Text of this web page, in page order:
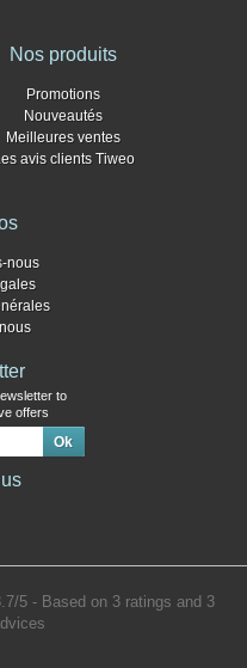
Nos produits
Promotions
Nouveautés
Meilleures ventes
avis clients Tiweo
nous
to
offers
/5 - Based on 3 ratings and 3